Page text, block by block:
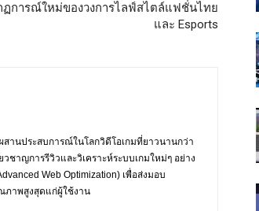
ฏการณ์ใหม่ของวงการไลฟ์สไตล์แฟชั่นไทย
และ Esports
านประสบการณ์ในโลกวิดีโอเกมที่ยาวนานกว่า
ชาญการรีวิวและวิเคราะห์ระบบเกมใหม่ๆ อย่าง
Web Optimization) เพื่อส่งมอบ
ภาพสูงสุดแก่ผู้ใช้งาน